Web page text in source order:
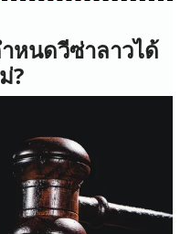
หนดวีซ่าลาวได้
?